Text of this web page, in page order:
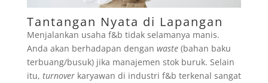
Tantangan Nyata di Lapangan
Menjalankan usaha f&b tidak selamanya manis.
Anda akan berhadapan dengan waste(bahan baku
terbuang/busuk) jika manajemen stok buruk. Selain
itu, turnoverkaryawan di industri f&b terkenal sangat